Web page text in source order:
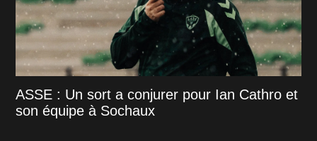
ASSE : Un sort a conjurer pour Ian Cathro et
son équipe à Sochaux